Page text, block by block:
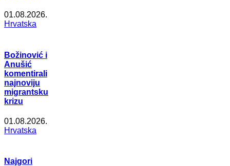
01.08.2026.
Hrvatska
Božinović i
Anušić
komentirali
najnoviju
migrantsku
krizu
01.08.2026.
Hrvatska
Najgori